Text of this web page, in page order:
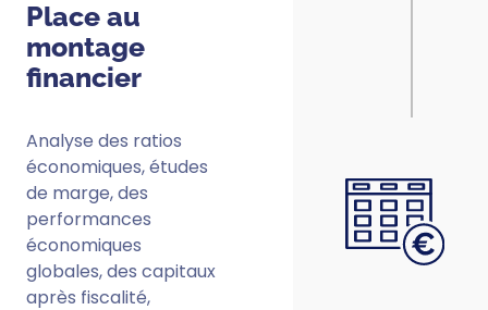
Place au
montage
financier
Analyse des ratios
économiques, études
de marge, des
performances
économiques
globales, des capitaux
après fiscalité,